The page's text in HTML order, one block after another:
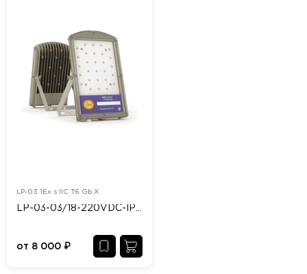
LP-03 1Ex s IIC T6 Gb X
от 8 000 ₽